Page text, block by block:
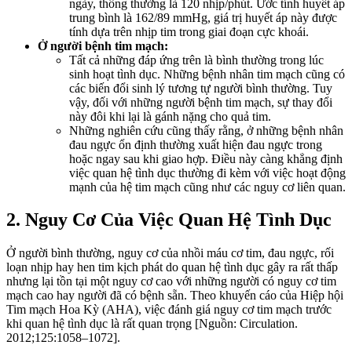
ngày, thông thường là 120 nhịp/phút. Ước tính huyết áp
trung bình là 162/89 mmHg, giá trị huyết áp này được
tính dựa trên nhịp tim trong giai đoạn cực khoái.
Ở người bệnh tim mạch:
Tất cả những đáp ứng trên là bình thường trong lúc
sinh hoạt tình dục. Những bệnh nhân tim mạch cũng có
các biến đổi sinh lý tương tự người bình thường. Tuy
vậy, đối với những người bệnh tim mạch, sự thay đổi
này đôi khi lại là gánh nặng cho quả tim.
Những nghiên cứu cũng thấy rằng, ở những bệnh nhân
đau ngực ổn định thường xuất hiện đau ngực trong
hoặc ngay sau khi giao hợp. Điều này càng khẳng định
việc quan hệ tình dục thường đi kèm với việc hoạt động
mạnh của hệ tim mạch cũng như các nguy cơ liên quan.
2. Nguy Cơ Của Việc Quan Hệ Tình Dục
Ở người bình thường, nguy cơ của nhồi máu cơ tim, đau ngực, rối
loạn nhịp hay hen tim kịch phát do quan hệ tình dục gây ra rất thấp
nhưng lại tồn tại một nguy cơ cao với những người có nguy cơ tim
mạch cao hay người đã có bệnh sẵn. Theo khuyến cáo của Hiệp hội
Tim mạch Hoa Kỳ (AHA), việc đánh giá nguy cơ tim mạch trước
khi quan hệ tình dục là rất quan trọng [Nguồn: Circulation.
2012;125:1058–1072].